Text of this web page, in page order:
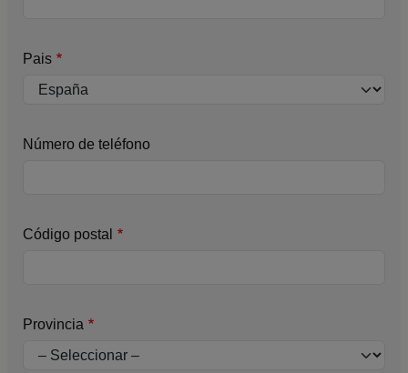
Pais
Número de teléfono
Código postal
Provincia